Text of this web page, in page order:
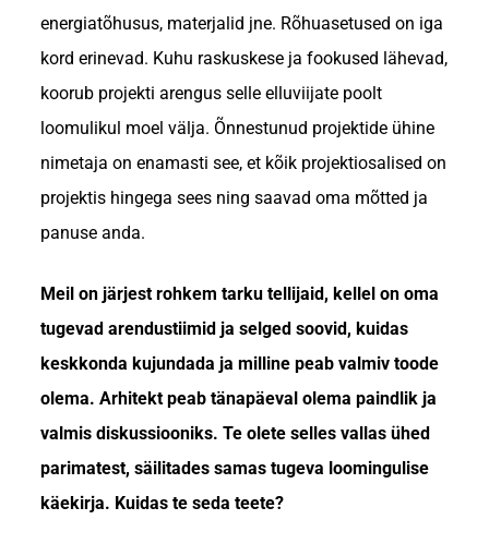
energiatõhusus, materjalid jne. Rõhuasetused on iga
kord erinevad. Kuhu raskuskese ja fookused lähevad,
koorub projekti arengus selle elluviijate poolt
loomulikul moel välja. Õnnestunud projektide ühine
nimetaja on enamasti see, et kõik projektiosalised on
projektis hingega sees ning saavad oma mõtted ja
panuse anda.
Meil on järjest rohkem tarku tellijaid, kellel on oma
tugevad arendustiimid ja selged soovid, kuidas
keskkonda kujundada ja milline peab valmiv toode
olema. Arhitekt peab tänapäeval olema paindlik ja
valmis diskussiooniks. Te olete selles vallas ühed
parimatest, säilitades samas tugeva loomingulise
käekirja. Kuidas te seda teete?